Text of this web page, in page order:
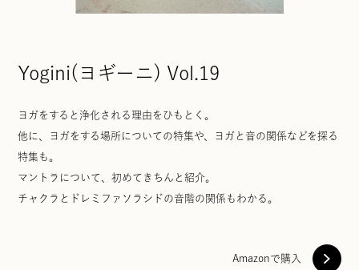
Yogini(ヨギーニ) Vol.19
ヨガをすると浄化される理由をひもとく。
他に、ヨガをする場所についての特集や、ヨガと音の関係などを探る
特集も。
マントラについて、初めてきちんと紹介。
チャクラとドレミファソラシドの音階の関係もわかる。
Amazonで購入